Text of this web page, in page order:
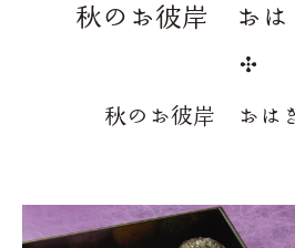
秋のお彼岸 おは
秋のお彼岸 おは